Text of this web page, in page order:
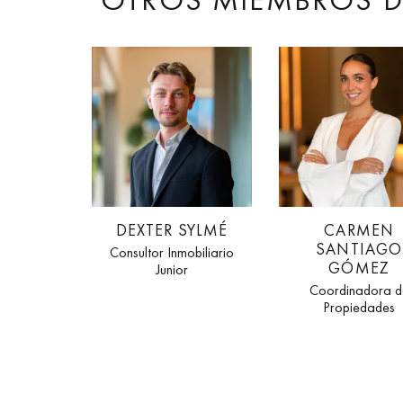
DEXTER SYLMÉ
Consultor Inmobiliario
Junior
CARMEN
SANTIAGO
GÓMEZ
Coordinadora
Propiedades